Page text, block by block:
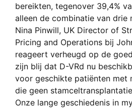
bereikten, tegenover 39,4%
alleen de combinatie van drie
Nina Pinwill, UK Director of
Pricing and Operations bij
reageert verheugd op de
zijn blij dat D-VRd nu
voor geschikte patiënten met
die geen
Onze lange geschiedenis in